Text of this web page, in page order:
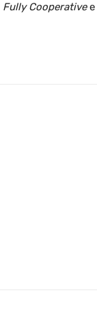
Fully Cooperativee